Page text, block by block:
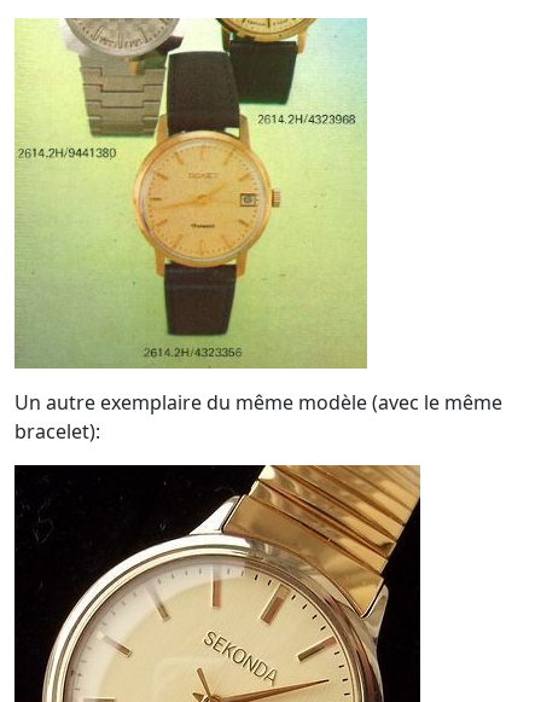
Un autre exemplaire du même modèle (avec le même
bracelet):